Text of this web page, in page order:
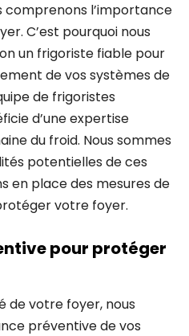
comprenons l’importance
C’est pourquoi nous
un frigoriste fiable pour
de vos systèmes de
de frigoristes
d’une expertise
du froid. Nous sommes
potentielles de ces
en place des mesures de
votre foyer.
pour protéger
de votre foyer, nous
préventive de vos